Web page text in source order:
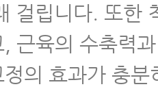
걸립니다. 또한
근육의 수축력
의 효과가 충분